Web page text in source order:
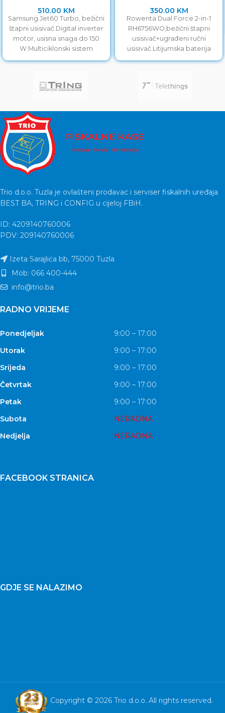
510.00 KM
Samsung Jet60 Turbo, bežični
štapni usisivač.Digital inverter
motor, usisna snaga do 150
W.Multiciklonski sistem
filtracije zadržava sitne
350.00 KM
Rowenta Dual Force 2-in-1
RH6756WO,bežični štapni
usisivač+ugrađeni ručni
usisivač.Litijumska baterija
21.6V.Autonomija usisivanja do
Trio d.o.o. Tuzla je ovlašteni prodavac i serviser fiskalnih uređaja
BEST BA, TRING i CONFIG u cijeloj FBiH.
ID: 4209140760006
PDV: 209140760006
Izeta Sarajlića bb, 75000 Tuzla
Mob: 066 400-444
info@trio.ba
RADNO VRIJEME
Ponedjeljak
9:00 – 17:00
Utorak
9:00 – 17:00
Srijeda
9:00 – 17:00
Četvrtak
9:00 – 17:00
Petak
9:00 – 17:00
Subota
NERADNA
Nedjelja
NERADNA
FACEBOOK STRANICA
GDJE SE NALAZIMO
Copyright © 2026 Trio d.o.o. All rights reserved.